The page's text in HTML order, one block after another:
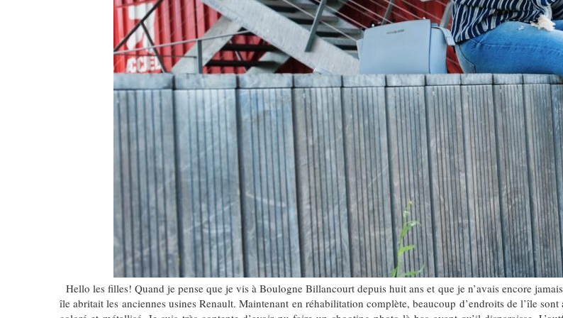
Hello les filles! Quand je pense que je vis à Boulogne Billancourt depuis huit ans et que je n’avais encore
île abritait les anciennes usines Renault. Maintenant en réhabilitation complète, beaucoup d’endroits de l’île